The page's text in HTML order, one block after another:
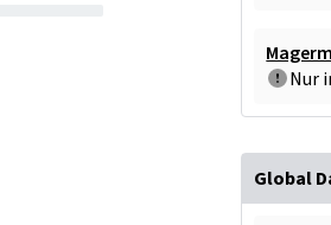
Nur
Global